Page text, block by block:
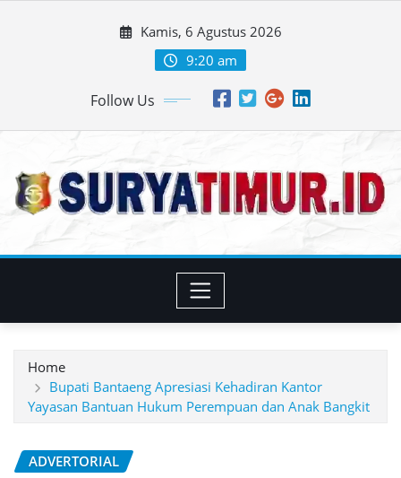
Kamis, 6 Agustus 2026
9:20 am
Follow Us
Home
Bupati Bantaeng Apresiasi Kehadiran Kantor
Yayasan Bantuan Hukum Perempuan dan Anak Bangkit
ADVERTORIAL